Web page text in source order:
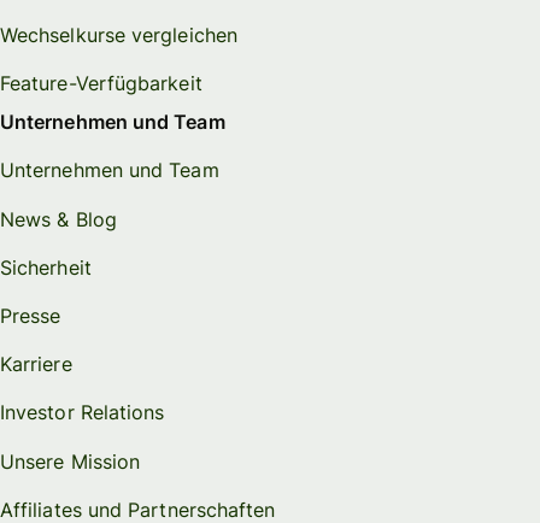
Wechselkurse vergleichen
Feature-Verfügbarkeit
Unternehmen und Team
Unternehmen und Team
News & Blog
Sicherheit
Presse
Karriere
Investor Relations
Unsere Mission
Affiliates und Partnerschaften